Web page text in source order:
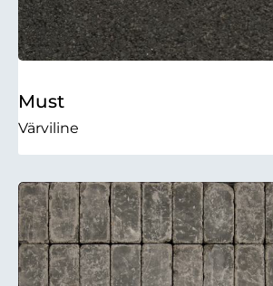
Must
Värviline